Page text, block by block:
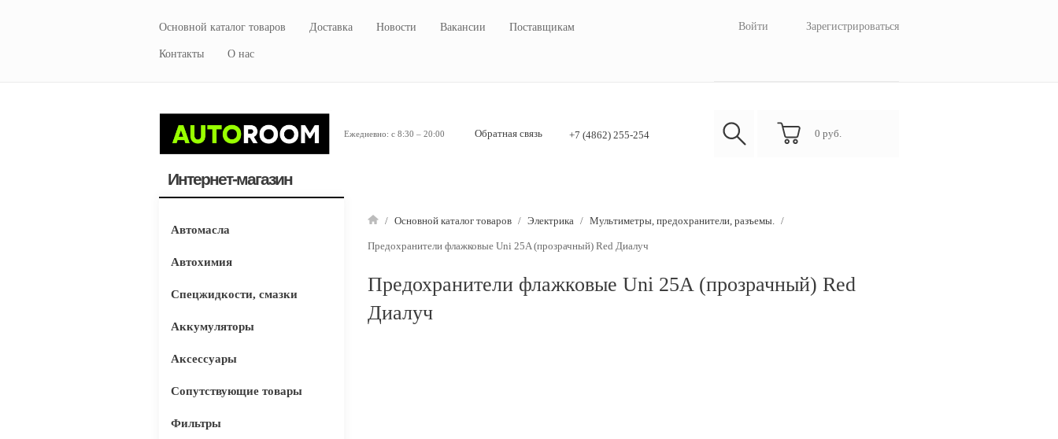
Основной каталог товаров Доставка Новости Вакансии Поставщикам
Контакты О нас
Войти Зарегистрироваться
Интернет-магазин
Ежедневно: с 8:30 – 20:00 Обратная связь +7 (4862) 255-254 0 руб.
Автомасла
Автохимия
Спецжидкости, смазки
Аккумуляторы
Аксессуары
Сопутствующие товары
Фильтры
/ Основной каталог товаров / Электрика / Мультиметры, предохранители, разъемы. /
Предохранители флажковые Uni 25A (прозрачный) Red Диалуч
Предохранители флажковые Uni 25A (прозрачный) Red
Диалуч